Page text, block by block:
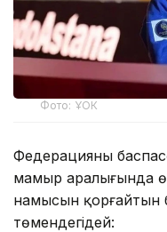
Фото: ҰОК
Федерацияның
мамыр аралығында
намысын қорғайтын
төмендегідей: